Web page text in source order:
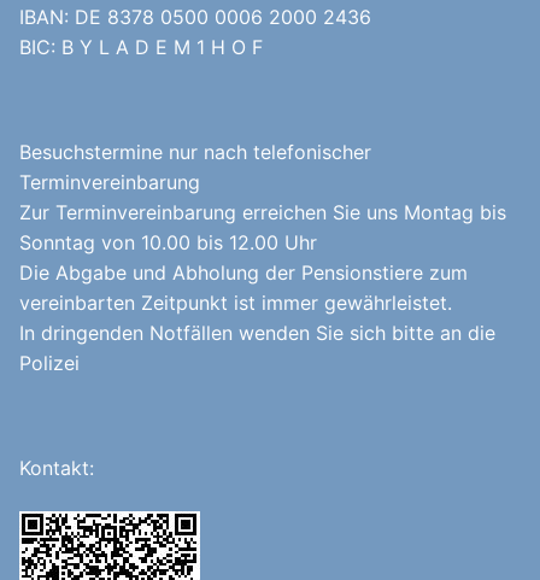
IBAN: DE 8378 0500 0006 2000 2436
BIC: B Y L A D E M 1 H O F
Besuchstermine nur nach telefonischer
Terminvereinbarung
Zur Terminvereinbarung erreichen Sie uns Montag bis
Sonntag von 10.00 bis 12.00 Uhr
Die Abgabe und Abholung der Pensionstiere zum
vereinbarten Zeitpunkt ist immer gewährleistet.
In dringenden Notfällen wenden Sie sich bitte an die
Polizei
Kontakt: